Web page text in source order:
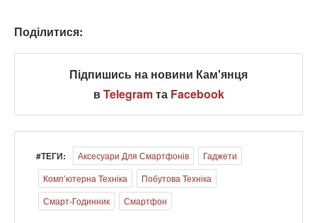
Поділитися:
Підпишись на новини Кам'янця
вTelegramта Facebook
#ТЕГИ: Аксесуари Для Смартфонів
Гаджети
Компʼютерна Техніка
Побутова Техніка
Смарт-Годинник
Смартфон